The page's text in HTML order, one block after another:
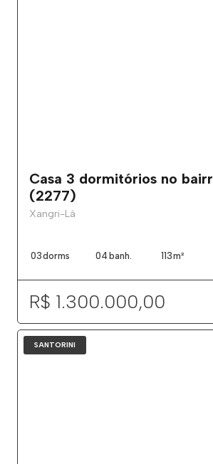
Casa 3 dormitórios no
(2277)
Xangri-Lá
03dorms 04 banh. 113m²
R$ 1.300.000,00
SANTORINI